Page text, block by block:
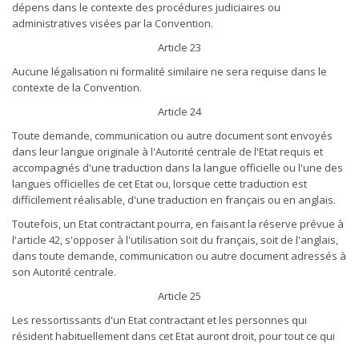
dépens dans le contexte des procédures judiciaires ou
administratives visées par la Convention.
Article 23
Aucune légalisation ni formalité similaire ne sera requise dans le
contexte de la Convention.
Article 24
Toute demande, communication ou autre document sont envoyés
dans leur langue originale à l'Autorité centrale de l'Etat requis et
accompagnés d'une traduction dans la langue officielle ou l'une des
langues officielles de cet Etat ou, lorsque cette traduction est
difficilement réalisable, d'une traduction en français ou en anglais.
Toutefois, un Etat contractant pourra, en faisant la réserve prévue à
l'article 42, s'opposer à l'utilisation soit du français, soit de l'anglais,
dans toute demande, communication ou autre document adressés à
son Autorité centrale.
Article 25
Les ressortissants d'un Etat contractant et les personnes qui
résident habituellement dans cet Etat auront droit, pour tout ce qui